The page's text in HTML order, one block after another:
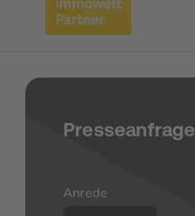
Presseanfrage
Anrede